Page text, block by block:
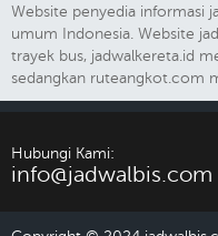
Website penyedia informasi
umum Indonesia. Website
trayek bus, jadwalkereta.id
sedangkan ruteangkot.com
Hubungi Kami:
info@jadwalbis.com